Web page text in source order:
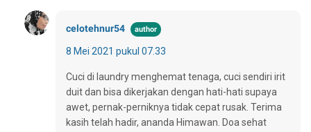
celotehnur54
8 Mei 2021 pukul 07.33
Cuci di laundry menghemat tenaga, cuci sendiri irit
duit dan bisa dikerjakan dengan hati-hati supaya
awet, pernak-perniknya tidak cepat rusak. Terima
kasih telah hadir, ananda Himawan. Doa sehat